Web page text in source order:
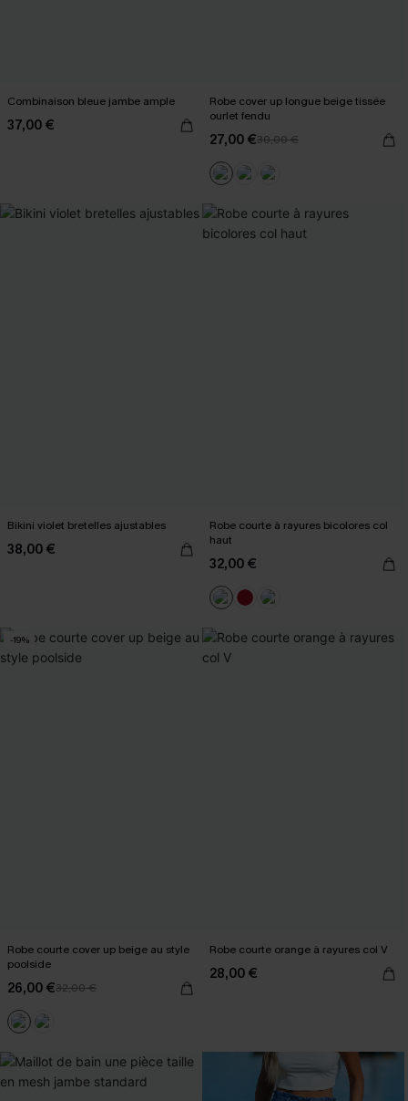
Combinaison bleue jambe ample
37,00 €
Robe cover up longue beige tissée
ourlet fendu
27,00 €30,00 €
Bikini violet bretelles ajustables
38,00 €
Robe courte à rayures bicolores col
haut
32,00 €
-19%
Robe courte cover up beige au style
poolside
26,00 €32,00 €
Robe courte orange à rayures col V
28,00 €